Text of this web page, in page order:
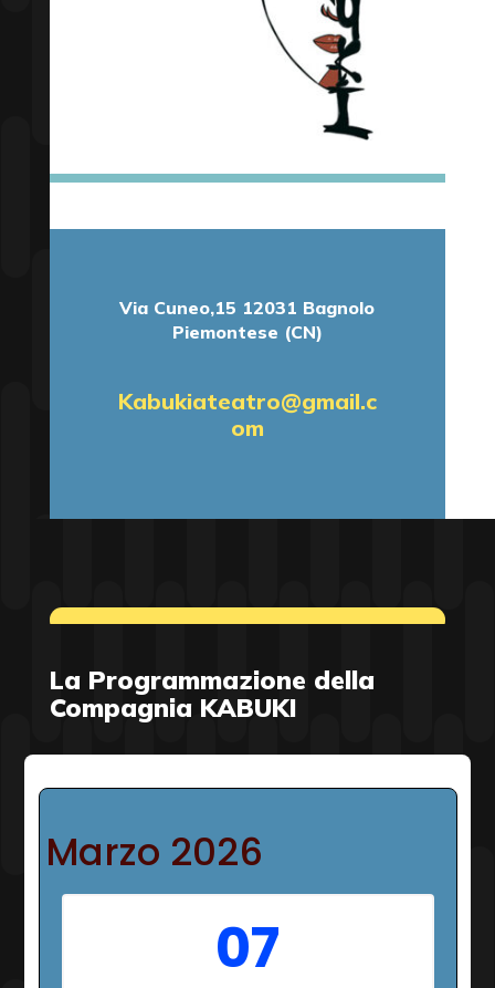
Via Cuneo,15 12031 Bagnolo
Piemontese (CN)
Kabukiateatro@gmail.c
om
La Programmazione della
Compagnia KABUKI
Marzo 2026
07